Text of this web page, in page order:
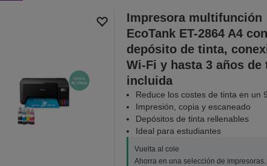
Impresora multifunción
EcoTank ET-2864 A4 con
depósito de tinta,
Wi-Fi y hasta 3 años de
incluida
Reduce los costes de tinta en un
Impresión, copia y escaneado
Depósitos de tinta rellenables
Ideal para estudiantes
Vuelta al cole
Ahorra en una selección de impresoras.